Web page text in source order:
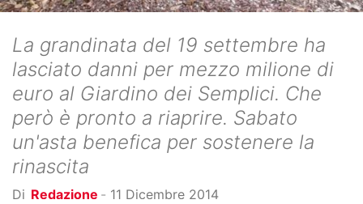
La grandinata del 19 settembre ha
lasciato danni per mezzo milione di
euro al Giardino dei Semplici. Che
però è pronto a riaprire. Sabato
un'asta benefica per sostenere la
rinascita
Di Redazione - 11 Dicembre 2014